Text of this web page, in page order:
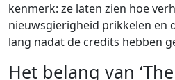
kenmerk: ze laten zien hoe
nieuwsgierigheid prikkelen en
lang nadat de credits hebben
Het belang van